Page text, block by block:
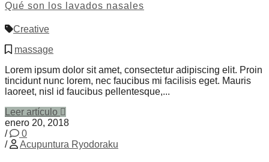
Qué son los lavados nasales
Creative
massage
Lorem ipsum dolor sit amet, consectetur adipiscing elit. Proin
tincidunt nunc lorem, nec faucibus mi facilisis eget. Mauris
laoreet, nisl id faucibus pellentesque,...
Leer artículo
enero 20, 2018
/
0
/
Acupuntura Ryodoraku